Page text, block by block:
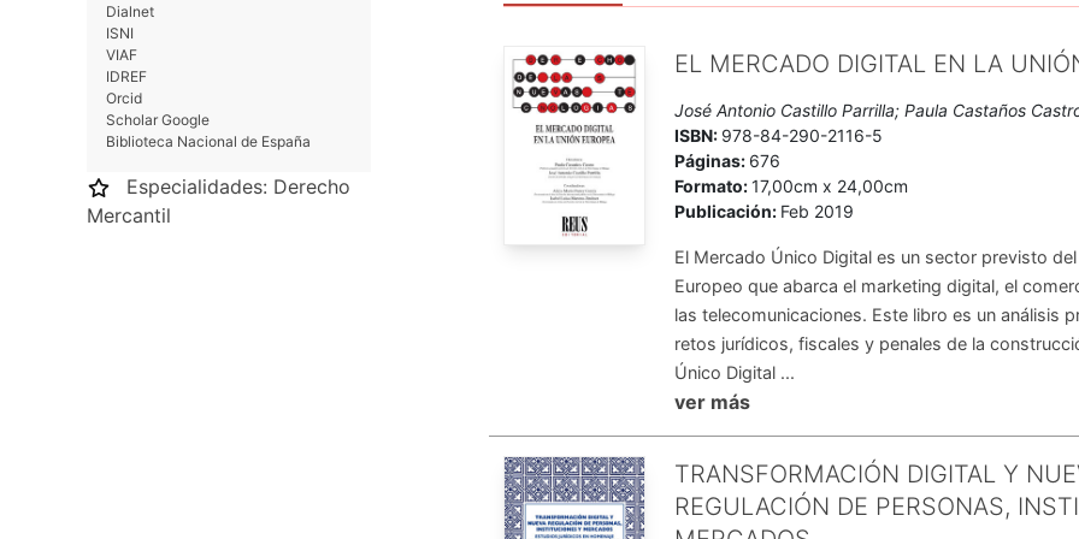
Dialnet
ISNI
VIAF
IDREF
Orcid
Scholar Google
Biblioteca Nacional de España
Especialidades: Derecho
Mercantil
dependiente de la Junta de Andalucía. De igual forma, desde
las Naciones Unidas para el Derecho Mercantil Internacional
torno al comercio electrónico, una de sus especialidades. Participó en
comercio electrónico (1996) y la Ley Modelo sobre las firmas
Naciones Unidas sobre la utilización de las comunicaciones
Fue Secretario General de la Universidad Pablo de Olavide desde su
dirigir el Departamento de Derecho Privado, hasta abril de 2003.
rector de dicha universidad.
EL MERCADO DIGITAL EN LA
José Antonio Castillo Parrilla; Paula Castaños
ISBN: 978-84-290-2116-5
Páginas: 676
Formato:17,00cm x 24,00cm
Publicación: Feb 2019
El Mercado Único Digital es un sector previsto
Europeo que abarca el marketing digital, el
las telecomunicaciones. Este libro es un análisis
retos jurídicos, fiscales y penales de la
Único Digital ...
ver más
TRANSFORMACIÓN DIGITAL Y
REGULACIÓN DE PERSONAS,